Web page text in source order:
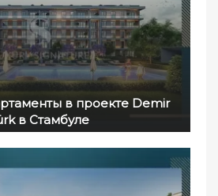
в проекте Demir
в Стамбуле